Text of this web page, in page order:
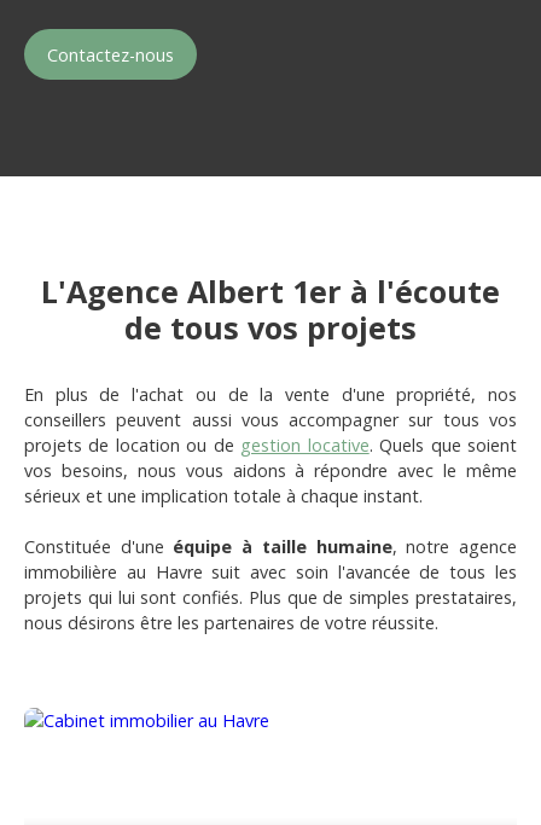
Contactez-nous
L'Agence Albert 1er à l'écoute
de tous vos projets
En plus de l'achat ou de la vente d'une propriété, nos
conseillers peuvent aussi vous accompagner sur tous vos
projets de location ou de gestion locative. Quels que soient
vos besoins, nous vous aidons à répondre avec le même
sérieux et une implication totale à chaque instant.
Constituée d'une équipe à taille humaine, notre agence
immobilière au Havre suit avec soin l'avancée de tous les
projets qui lui sont confiés. Plus que de simples prestataires,
nous désirons être les partenaires de votre réussite.